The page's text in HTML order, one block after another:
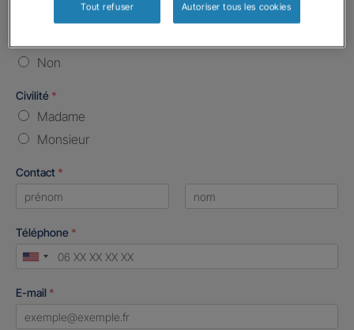
Non
Civilité *
Madame
Monsieur
Contact *
Téléphone *
United
+1
E-mail *
Tout refuser Autoriser tous les cookies